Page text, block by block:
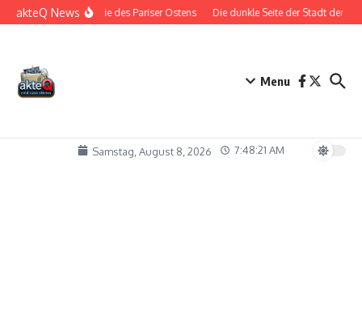
Zum Inhalt springen
akteQ NewsDie Bestie des Pariser Ostens Die dunkle Seite der Stadt der Liebe
Menu
Samstag, August 8, 2026 7:48:22 AM